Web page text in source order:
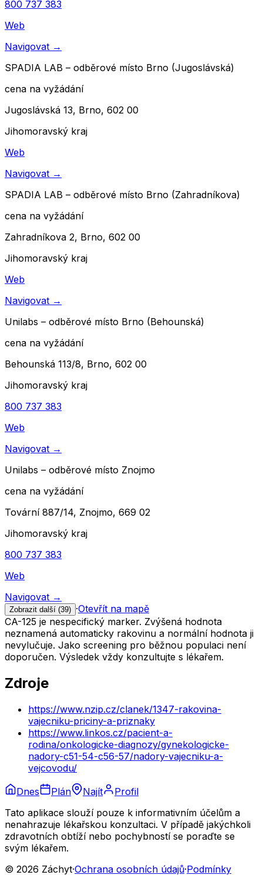
800 737 383
Web
Navigovat →
SPADIA LAB – odběrové místo Brno (Jugoslávská)
cena na vyžádání
Jugoslávská 13, Brno, 602 00
Jihomoravský kraj
Web
Navigovat →
SPADIA LAB – odběrové místo Brno (Zahradníkova)
cena na vyžádání
Zahradníkova 2, Brno, 602 00
Jihomoravský kraj
Web
Navigovat →
Unilabs – odběrové místo Brno (Behounská)
cena na vyžádání
Behounská 113/8, Brno, 602 00
Jihomoravský kraj
800 737 383
Web
Navigovat →
Unilabs – odběrové místo Znojmo
cena na vyžádání
Tovární 887/14, Znojmo, 669 02
Jihomoravský kraj
800 737 383
Web
Navigovat →
Zobrazit další (39) ·Otevřít na mapě
CA-125 je nespecifický marker. Zvýšená hodnota
neznamená automaticky rakovinu a normální hodnota ji
nevylučuje. Jako screening pro běžnou populaci není
doporučen. Výsledek vždy konzultujte s lékařem.
Zdroje
https://www.nzip.cz/clanek/1347-rakovina-
vajecniku-priciny-a-priznaky
https://www.linkos.cz/pacient-a-
rodina/onkologicke-diagnozy/gynekologicke-
nadory-c51-54-c56-57/nadory-vajecniku-a-
vejcovodu/
Dnes
Plán Najít
Profil
Tato aplikace slouží pouze k informativním účelům a
nenahrazuje lékařskou konzultaci. V případě jakýchkoli
zdravotních obtíží nebo pochybností se poraďte se
svým lékařem.
© 2026 Záchyt·Ochrana osobních údajů·Podmínky